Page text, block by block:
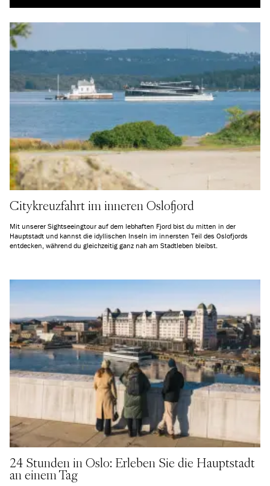
Citykreuzfahrt im inneren Oslofjord
Mit unserer Sightseeingtour auf dem lebhaften Fjord bist du mitten in der
Hauptstadt und kannst die idyllischen Inseln im innersten Teil des Oslofjords
entdecken, während du gleichzeitig ganz nah am Stadtleben bleibst.
24 Stunden in Oslo: Erleben Sie die Hauptstadt
an einem Tag